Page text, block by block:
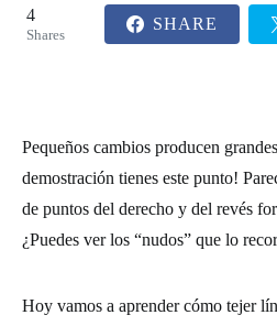
4
Shares
SHARE
Pequeños cambios producen
demostración tienes este punto!
de puntos del derecho y del revés
¿Puedes ver los “nudos” que lo
Hoy vamos a aprender cómo tejer